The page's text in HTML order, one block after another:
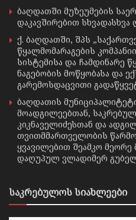
ბაღდათში მუზეუმების
დაკავშირებით სხვადასხვა
ქ. ბაღდათში, შპს
წყალმომარაგების
სისტემისა და ჩამდინარე
ნაგებობის მოწყობასა და
გარემოსდაცვითი
ბაღდათის
მოადგილეებთან,
კიკნაველიძესთან და
თვითმმართველობის
ყვავილებით შეამკო
დაღუპულ ვლადიმერ
საკრებულოს სიახლეები